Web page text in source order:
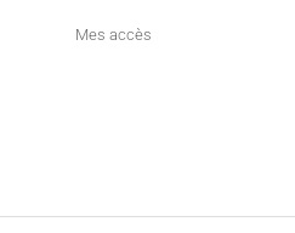
Mes accès